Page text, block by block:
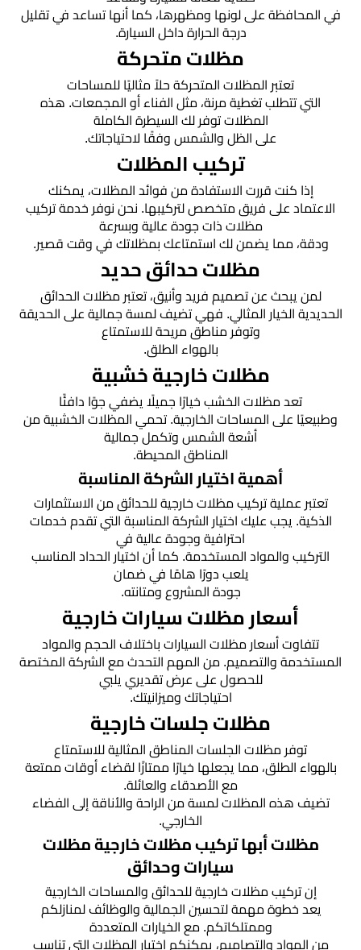
في المحافظة على لونها ومظهرها، كما أنها تساعد في تقليل
درجة الحرارة داخل السيارة.
مظلات متحركة
تعتبر المظلات المتحركة حلاً مثاليًا للمساحات
التي تتطلب تغطية مرنة، مثل الفناء أو المجمعات. هذه
المظلات توفر لك السيطرة الكاملة
على الظل والشمس وفقًا لاحتياجاتك.
تركيب المظلات
إذا كنت قررت الاستفادة من فوائد المظلات، يمكنك
الاعتماد على فريق متخصص لتركيبها. نحن نوفر خدمة تركيب
مظلات ذات جودة عالية وبسرعة
ودقة، مما يضمن لك استمتاعك بمظلاتك في وقت قصير.
مظلات حدائق حديد
لمن يبحث عن تصميم فريد وأنيق، تعتبر مظلات الحدائق
الحديدية الخيار المثالي. فهي تضيف لمسة جمالية على الحديقة
وتوفر مناطق مريحة للاستمتاع
بالهواء الطلق.
مظلات خارجية خشبية
تعد مظلات الخشب خيارًا جميلًا يضفي جوًا دافئًا
وطبيعيًا على المساحات الخارجية. تحمي المظلات الخشبية من
أشعة الشمس وتكمل جمالية
المناطق المحيطة.
أهمية اختيار الشركة المناسبة
تعتبر عملية تركيب مظلات خارجية للحدائق من الاستثمارات
الذكية. يجب عليك اختيار الشركة المناسبة التي تقدم خدمات
احترافية وجودة عالية في
التركيب والمواد المستخدمة. كما أن اختيار الحداد المناسب
يلعب دورًا هامًا في ضمان
جودة المشروع ومتانته.
أسعار مظلات سيارات خارجية
تتفاوت أسعار مظلات السيارات باختلاف الحجم والمواد
المستخدمة والتصميم. من المهم التحدث مع الشركة المختصة
للحصول على عرض تقديري يلبي
احتياجاتك وميزانيتك.
مظلات جلسات خارجية
توفر مظلات الجلسات المناطق المثالية للاستمتاع
بالهواء الطلق، مما يجعلها خيارًا ممتازًا لقضاء أوقات ممتعة
مع الأصدقاء والعائلة.
تضيف هذه المظلات لمسة من الراحة والأناقة إلى الفضاء
الخارجي.
مظلات أبها تركيب مظلات خارجية مظلات
سيارات وحدائق
إن تركيب مظلات خارجية للحدائق والمساحات الخارجية
يعد خطوة مهمة لتحسين الجمالية والوظائف لمنازلكم
وممتلكاتكم. مع الخيارات المتعددة
من المواد والتصاميم، يمكنكم اختيار المظلات التي تناسب